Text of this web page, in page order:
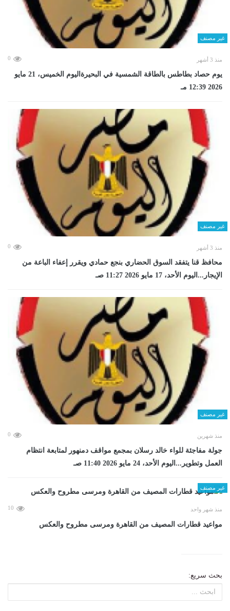
غير مصنف
منذ 3 أشهر 0
يوم حصاد بطاطس بالطاقة الشمسية في البحيرةاليوم الخميس، 21 مايو
2026 12:39 مـ
غير مصنف
منذ 3 أشهر 0
محافظ قنا يتفقد السوق الحضاري بنجع حمادي ويقرر إعفاء الباعة من
الإيجار...اليوم الأحد، 17 مايو 2026 11:27 صـ
غير مصنف
منذ شهرين 0
جولة مفاجئة للواء خالد رسلان بمجمع مواقف دمنهور لمتابعة انتظام
العمل وتطوير...اليوم الأحد، 24 مايو 2026 11:40 صـ
غير مصنف
منذ شهر واحد 10
مواعيد قطارات المصيف من القاهرة ومرسى مطروح والعكس
بحث سريع: